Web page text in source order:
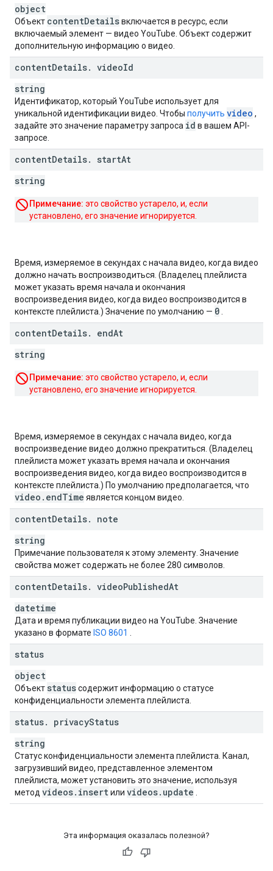
object
Объект contentDetailsвключается в ресурс, если
включаемый элемент — видео YouTube. Объект содержит
дополнительную информацию о видео.
contentDetails. videoId
string
Идентификатор, который YouTube использует для
уникальной идентификации видео. Чтобы получить video ,
задайте это значение параметру запроса id в вашем API-
запросе.
contentDetails. startAt
string
Примечание: это свойство устарело, и, если
установлено, его значение игнорируется.
Время, измеряемое в секундах с начала видео, когда видео
должно начать воспроизводиться. (Владелец плейлиста
может указать время начала и окончания
воспроизведения видео, когда видео воспроизводится в
контексте плейлиста.) Значение по умолчанию — 0
contentDetails. endAt
string
Примечание: это свойство устарело, и, если
установлено, его значение игнорируется.
Время, измеряемое в секундах с начала видео, когда
воспроизведение видео должно прекратиться. (Владелец
плейлиста может указать время начала и окончания
воспроизведения видео, когда видео воспроизводится в
контексте плейлиста.) По умолчанию предполагается, что
video . endTime является концом видео.
contentDetails.
note
string
Примечание пользователя к этому элементу. Значение
свойства может содержать не более 280 символов.
contentDetails. videoPublishedAt
datetime
Дата и время публикации видео на YouTube. Значение
указано в формате ISO 8601
status
object
Объект statusсодержит информацию о статусе
конфиденциальности элемента плейлиста.
status. privacyStatus
string
Статус конфиденциальности элемента плейлиста. Канал,
загрузивший видео, представленное элементом
плейлиста, может установить это значение, используя
метод videos. insertили videos. update
Эта информация оказалась полезной?